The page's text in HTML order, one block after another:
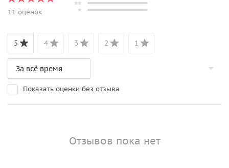
11 оценок
5 4 3 2 1
Показать оценки без отзыва
Отзывов пока нет